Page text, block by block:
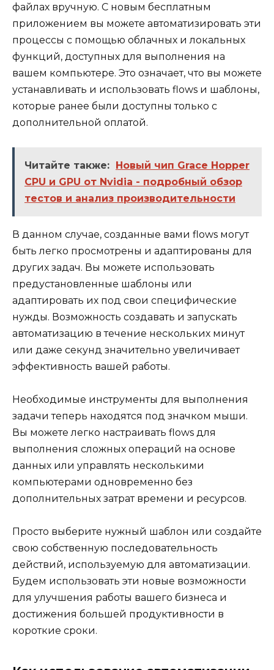
файлах вручную. С новым бесплатным
приложением вы можете автоматизировать эти
процессы с помощью облачных и локальных
функций, доступных для выполнения на
вашем компьютере. Это означает, что вы можете
устанавливать и использовать flows и шаблоны,
которые ранее были доступны только с
дополнительной оплатой.
Читайте также: Новый чип Grace Hopper
CPU и GPU от Nvidia - подробный обзор
тестов и анализ производительности
В данном случае, созданные вами flows могут
быть легко просмотрены и адаптированы для
других задач. Вы можете использовать
предустановленные шаблоны или
адаптировать их под свои специфические
нужды. Возможность создавать и запускать
автоматизацию в течение нескольких минут
или даже секунд значительно увеличивает
эффективность вашей работы.
Необходимые инструменты для выполнения
задачи теперь находятся под значком мыши.
Вы можете легко настраивать flows для
выполнения сложных операций на основе
данных или управлять несколькими
компьютерами одновременно без
дополнительных затрат времени и ресурсов.
Просто выберите нужный шаблон или создайте
свою собственную последовательность
действий, используемую для автоматизации.
Будем использовать эти новые возможности
для улучшения работы вашего бизнеса и
достижения большей продуктивности в
короткие сроки.